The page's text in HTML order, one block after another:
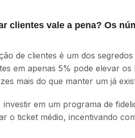
clientes vale a pena? Os
de clientes é um dos
em apenas 5% pode elevar
mais do que manter um já
investir em um programa de
o ticket médio, incentivando